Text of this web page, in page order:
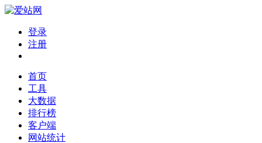
登录
注册
首页
工具
大数据
排行榜
客户端
网站统计